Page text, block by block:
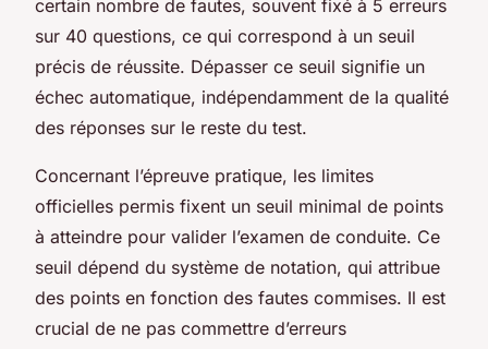
certain nombre de fautes, souvent fixé à 5 erreurs
sur 40 questions, ce qui correspond à un seuil
précis de réussite. Dépasser ce seuil signifie un
échec automatique, indépendamment de la qualité
des réponses sur le reste du test.
Concernant l’épreuve pratique, les limites
officielles permis fixent un seuil minimal de points
à atteindre pour valider l’examen de conduite. Ce
seuil dépend du système de notation, qui attribue
des points en fonction des fautes commises. Il est
crucial de ne pas commettre d’erreurs